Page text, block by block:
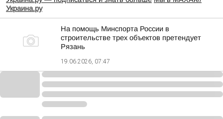
Украина.ру
На помощь Минспорта России в
строительстве трех объектов претендует
Рязань
19.06.2026, 07:47